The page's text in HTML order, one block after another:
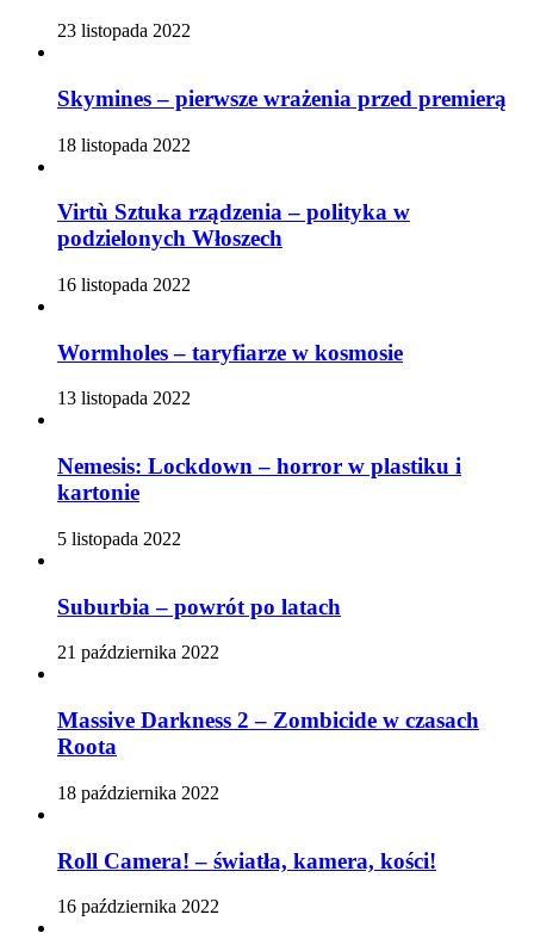
23 listopada 2022
Skymines – pierwsze wrażenia przed premierą
18 listopada 2022
Virtù Sztuka rządzenia – polityka w
podzielonych Włoszech
16 listopada 2022
Wormholes – taryfiarze w kosmosie
13 listopada 2022
Nemesis: Lockdown – horror w plastiku i
kartonie
5 listopada 2022
Suburbia – powrót po latach
21 października 2022
Massive Darkness 2 – Zombicide w czasach
Roota
18 października 2022
Roll Camera! – światła, kamera, kości!
16 października 2022